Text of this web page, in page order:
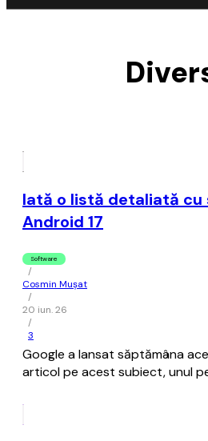
Iată o listă detaliată
Android 17
Software
/
Cosmin Mușat
/
20 iun. 26
/
3
Google a lansat săptămâna
articol pe acest subiect, unul